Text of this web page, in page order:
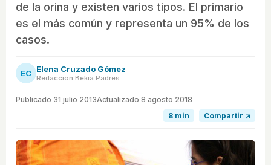
de la orina y existen varios tipos. El primario
es el más común y representa un 95% de los
casos.
EC Elena Cruzado Gómez
Redacción Bekia Padres
Publicado 31 julio 2013Actualizado 8 agosto 2018
8 min
Compartir ↗